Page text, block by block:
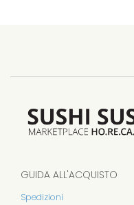
GUIDA ALL'ACQUISTO
Spedizioni